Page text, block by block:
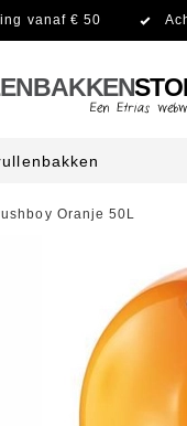
vanaf € 50
Oranje 50L